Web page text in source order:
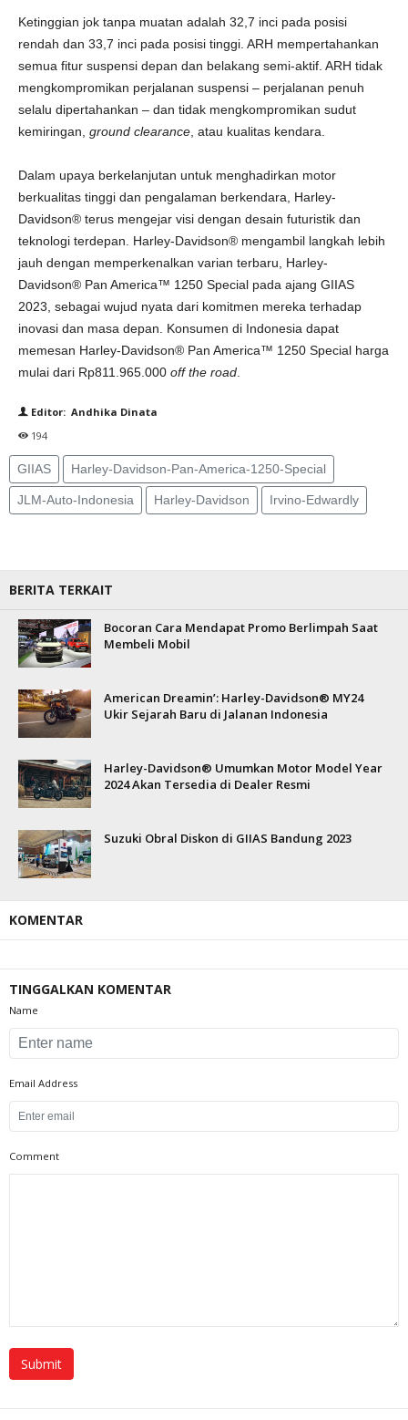
Ketinggian jok tanpa muatan adalah 32,7 inci pada posisi
rendah dan 33,7 inci pada posisi tinggi. ARH mempertahankan
semua fitur suspensi depan dan belakang semi-aktif. ARH tidak
mengkompromikan perjalanan suspensi – perjalanan penuh
selalu dipertahankan – dan tidak mengkompromikan sudut
kemiringan, ground clearance , atau kualitas kendara.
Dalam upaya berkelanjutan untuk menghadirkan motor
berkualitas tinggi dan pengalaman berkendara, Harley-
Davidson® terus mengejar visi dengan desain futuristik dan
teknologi terdepan. Harley-Davidson® mengambil langkah lebih
jauh dengan memperkenalkan varian terbaru, Harley-
Davidson® Pan America™ 1250 Special pada ajang GIIAS
2023, sebagai wujud nyata dari komitmen mereka terhadap
inovasi dan masa depan. Konsumen di Indonesia dapat
memesan Harley-Davidson® Pan America™ 1250 Special harga
mulai dari Rp811.965.000 off the road
Editor: Andhika Dinata
194
GIIAS Harley-Davidson-Pan-America-1250-Special
JLM-Auto-Indonesia Harley-Davidson Irvino-Edwardly
BERITA TERKAIT
Bocoran Cara Mendapat Promo Berlimpah Saat
Membeli Mobil
American Dreamin’: Harley-Davidson® MY24
Ukir Sejarah Baru di Jalanan Indonesia
Harley-Davidson® Umumkan Motor Model Year
2024 Akan Tersedia di Dealer Resmi
Suzuki Obral Diskon di GIIAS Bandung 2023
KOMENTAR
TINGGALKAN KOMENTAR
Name
Email Address
Comment